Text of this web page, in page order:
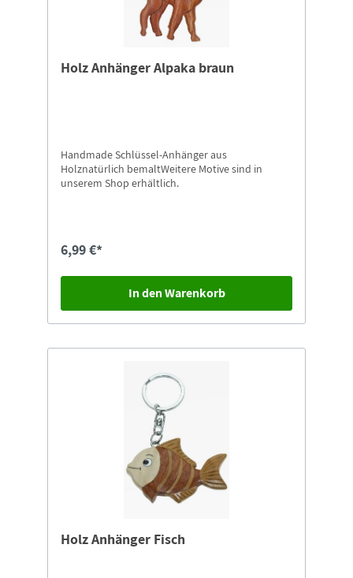
Holz Anhänger Alpaka braun
Handmade Schlüssel-Anhänger aus
Holznatürlich bemaltWeitere Motive sind in
unserem Shop erhältlich.
6,99 €*
In den Warenkorb
Holz Anhänger Fisch